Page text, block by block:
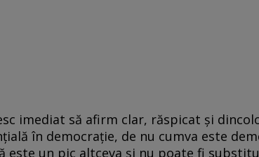
imediat să afirm clar, răspicat și
în democrație, de nu cumva este
este un pic altceva și nu poate fi